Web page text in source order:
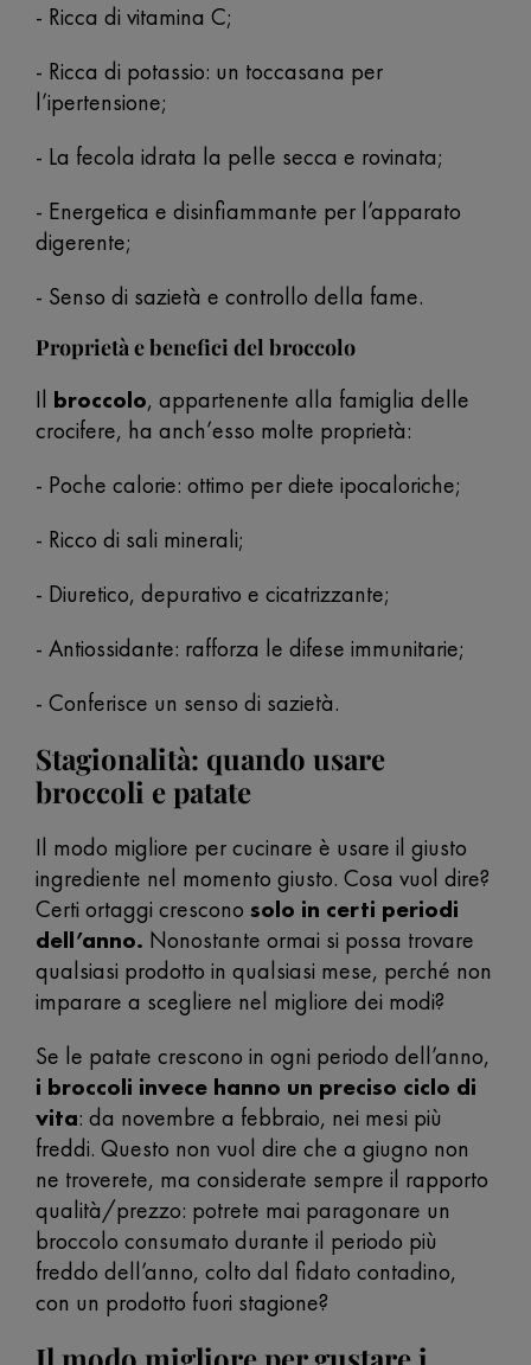
- Ricca di vitamina C;
- Ricca di potassio: un toccasana per
l’ipertensione;
- La fecola idrata la pelle secca e rovinata;
- Energetica e disinfiammante per l’apparato
digerente;
- Senso di sazietà e controllo della fame.
Proprietà e benefici del broccolo
Il broccolo, appartenente alla famiglia delle
crocifere, ha anch’esso molte proprietà:
- Poche calorie: ottimo per diete ipocaloriche;
- Ricco di sali minerali;
- Diuretico, depurativo e cicatrizzante;
- Antiossidante: rafforza le difese immunitarie;
- Conferisce un senso di sazietà.
Stagionalità: quando usare
broccoli e patate
Il modo migliore per cucinare è usare il giusto
ingrediente nel momento giusto. Cosa vuol dire?
Certi ortaggi crescono solo in certi periodi
dell’anno. Nonostante ormai si possa trovare
qualsiasi prodotto in qualsiasi mese, perché non
imparare a scegliere nel migliore dei modi?
Se le patate crescono in ogni periodo dell’anno,
i broccoli invece hanno un preciso ciclo di
vita: da novembre a febbraio, nei mesi più
freddi. Questo non vuol dire che a giugno non
ne troverete, ma considerate sempre il rapporto
qualità/prezzo: potrete mai paragonare un
broccolo consumato durante il periodo più
freddo dell’anno, colto dal fidato contadino,
con un prodotto fuori stagione?